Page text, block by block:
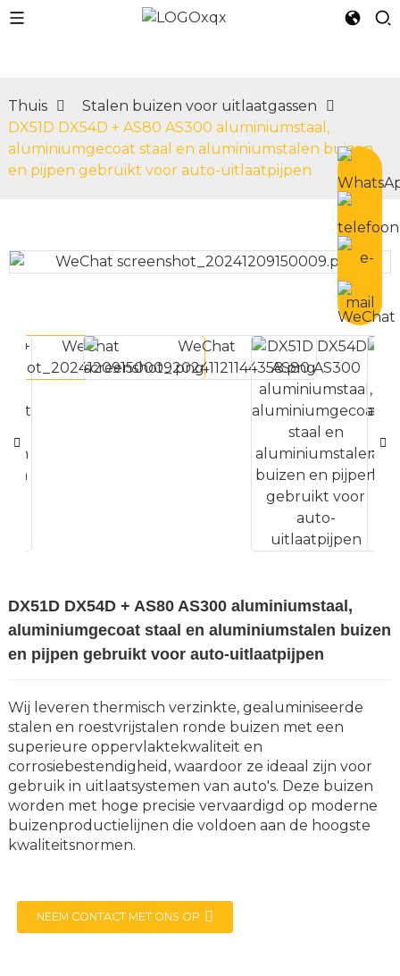
Thuis
Stalen buizen voor uitlaatgassen
DX51D DX54D + AS80 AS300 aluminiumstaal,
aluminiumgecoat staal en aluminiumstalen buizen
en pijpen gebruikt voor auto-uitlaatpijpen
DX51D DX54D + AS80 AS300 aluminiumstaal,
aluminiumgecoat staal en aluminiumstalen buizen
en pijpen gebruikt voor auto-uitlaatpijpen
Wij leveren thermisch verzinkte, gealuminiseerde
stalen en roestvrijstalen ronde buizen met een
superieure oppervlaktekwaliteit en
corrosiebestendigheid, waardoor ze ideaal zijn voor
gebruik in uitlaatsystemen van auto's. Deze buizen
worden met hoge precisie vervaardigd op moderne
buizenproductielijnen die voldoen aan de hoogste
kwaliteitsnormen.
NEEM CONTACT MET ONS OP